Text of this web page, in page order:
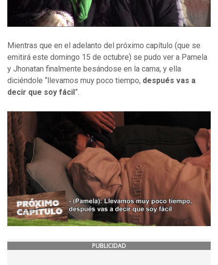
Mientras que en el adelanto del próximo capítulo (que se
emitirá este domingo 15 de octubre) se pudo ver a Pamela
y Jhonatan finalmente besándose en la cama, y ella
diciéndole “llevamos muy poco tiempo, después vas a
decir que soy fácil”.
PUBLICIDAD